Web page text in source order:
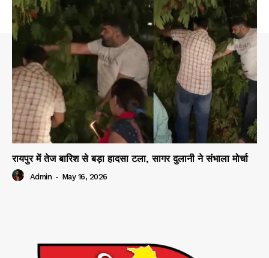
रायपुर में तेज बारिश से बड़ा हादसा टला, सागर दुलानी ने संभाला मोर्चा
Admin - May 16, 2026